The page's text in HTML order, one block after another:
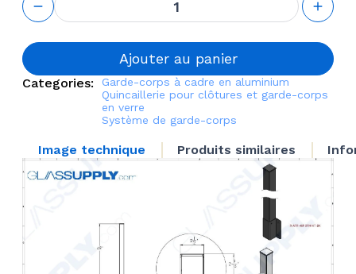
de
Straight
Fascia
2 1/4"
Square
Post Kit
Ajouter au panier
Categories:
Garde-corps à cadre en aluminium
Quincaillerie pour clôtures et garde-corps
en verre
Système de garde-corps
Image technique Produits similaires